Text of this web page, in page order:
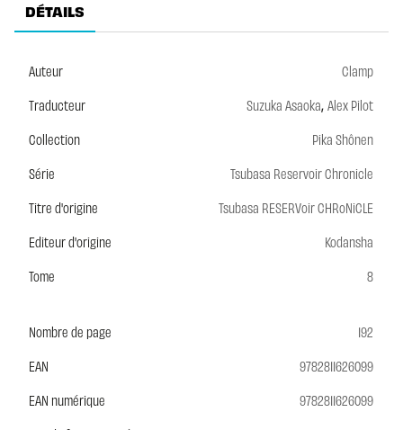
DÉTAILS
Auteur
Clamp
Traducteur
Suzuka Asaoka, Alex Pilot
Collection
Pika Shônen
Série
Tsubasa Reservoir Chronicle
Titre d'origine
Tsubasa RESERVoir CHRoNiCLE
Editeur d'origine
Kodansha
Tome
8
Nombre de page
192
EAN
9782811626099
EAN numérique
9782811626099